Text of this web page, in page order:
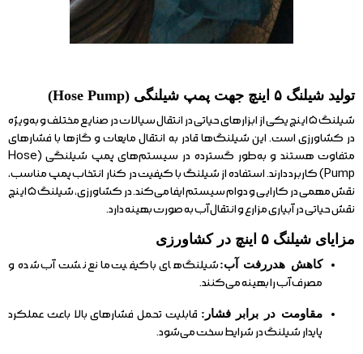
تولید شیلنگ ۵ اینچ جهت پمپ شیلنگی (Hose Pump)
شیلنگ ۵ اینچ یکی از ابزارهای حیاتی در انتقال سیالات در صنایع مختلف و به‌ویژه
در کشاورزی است. این شیلنگ‌ها قادر به انتقال مایعات و گازها با فشارهای
متفاوت هستند و به‌طور گسترده در سیستم‌های پمپ شیلنگی (Hose
Pump) کاربرد دارند. استفاده از شیلنگ با کیفیت در کنار انتخاب پمپ مناسب،
نقش مهمی در کارایی و دوام سیستم ایفا می‌کند. در کشاورزی، شیلنگ ۵ اینچ
نقش حیاتی در آبیاری مزارع و انتقال آب به صورت بهینه دارد.
مزایای شیلنگ ۵ اینچ در کشاورزی
کاهش هدررفت آب:شیلنگ‌های با کیفیت مانع نشت آب شده و
مصرف آب را بهینه می‌کنند.
مقاومت در برابر فشار: قابلیت تحمل فشارهای بالا باعث عملکرد
پایدار شیلنگ در شرایط سخت می‌شود.